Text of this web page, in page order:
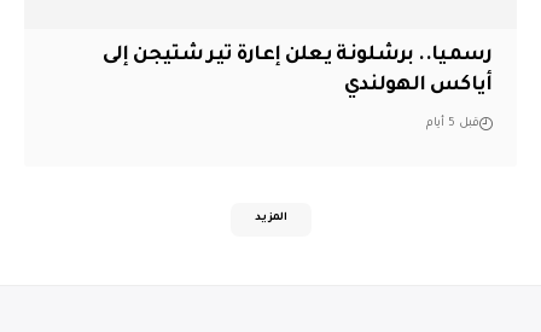
رسميا.. برشلونة يعلن إعارة تير شتيجن إلى
أياكس الهولندي
قبل 5 أيام
المزيد